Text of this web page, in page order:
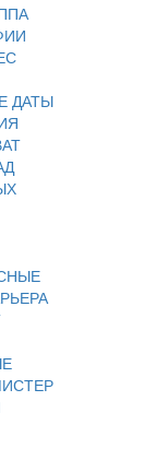
ДАТЫ